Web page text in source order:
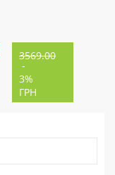
3569.00
-
3%
ГРН